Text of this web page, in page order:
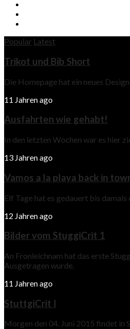
Popular Latest
Trikot und Bib Short
Die Homepage hat ein neues
11 Jahren ago
Ausfahrten wie gehabt!
In den letzten Wochen war es hier
13 Jahren ago
Vamos a la playa back in
Elf Tage hat es gedauert bis damals
12 Jahren ago
Bilder vom StuggiCrit 1
An Fronleichnam hat das erste
Ausgetragen wurde.
11 Jahren ago
StuttgiCrit I
Morgen den 04. Juni 2015 findet in